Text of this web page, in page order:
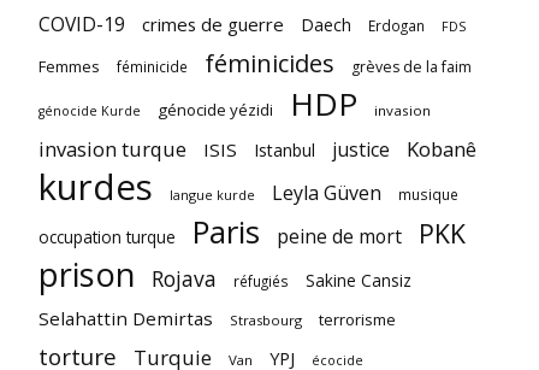
COVID-19 crimes de guerre Daech Erdogan FDS
Femmes féminicide féminicides grèves de la faim
génocide Kurde génocide yézidi HDP invasion
invasion turque ISIS Istanbul justice Kobanê
kurdes langue kurde Leyla Güven musique
occupation turque Paris peine de mort PKK
prison Rojava réfugiés Sakine Cansiz
Selahattin Demirtas Strasbourg terrorisme
torture Turquie Van YPJ écocide